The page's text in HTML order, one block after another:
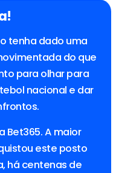
tenha dado uma
do que
para olhar para
nacional e dar
Bet365. A maior
este posto
há centenas de